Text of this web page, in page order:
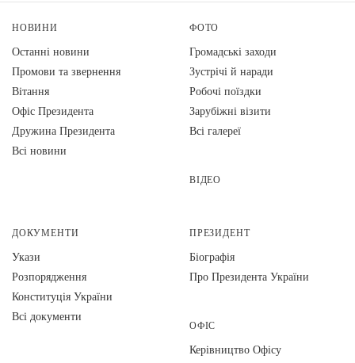
НОВИНИ
Останні новини
Промови та звернення
Вiтання
Офіс Президента
Дружина Президента
Всі новини
ФОТО
Громадські заходи
Зустрічі й наради
Робочі поїздки
Зарубіжні візити
Всі галереї
ВІДЕО
ДОКУМЕНТИ
Укази
Розпорядження
Конституція України
Всі документи
ПРЕЗИДЕНТ
Біографія
Про Президента України
ОФІС
Керівництво Офісу